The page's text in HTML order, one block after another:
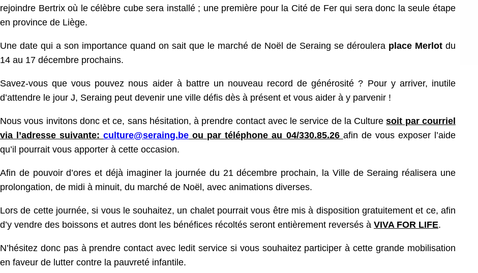
rejoindre Bertrix où le célèbre cube sera installé ; une première pour la Cité de Fer qui sera donc la seule étape
en province de Liège.
Une date qui a son importance quand on sait que le marché de Noël de Seraing se déroulera place Merlotdu
14 au 17 décembre prochains.
Savez-vous que vous pouvez nous aider à battre un nouveau record de générosité ? Pour y arriver, inutile
d’attendre le jour J, Seraing peut devenir une ville défis dès à présent et vous aider à y parvenir !
Nous vous invitons donc et ce, sans hésitation, à prendre contact avec le service de la Culturesoit par courriel
via l’adresse suivante:culture@seraing.be ou par téléphone au 04/330.85.26 afin de vous exposer l’aide
qu’il pourrait vous apporter à cette occasion.
Afin de pouvoir d’ores et déjà imaginer la journée du 21 décembre prochain, la Ville de Seraing réalisera une
prolongation, de midi à minuit, du marché de Noël, avec animations diverses.
Lors de cette journée, si vous le souhaitez, un chalet pourrait vous être mis à disposition gratuitement et ce, afin
d’y vendre des boissons et autres dont les bénéfices récoltés seront entièrement reversés à VIVA FOR LIFE.
N’hésitez donc pas à prendre contact avec ledit service si vous souhaitez participer à cette grande mobilisation
en faveur de lutter contre la pauvreté infantile.